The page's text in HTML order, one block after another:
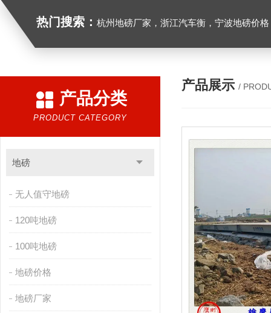
热门搜索： 杭州地磅厂家，浙江汽车衡，宁波地磅价格，浙江地
产品分类
PRODUCT CATEGORY
地磅
无人值守地磅
120吨地磅
100吨地磅
地磅价格
地磅厂家
产品展示 /